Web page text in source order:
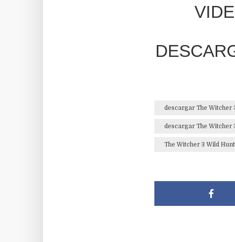
descargar The Witcher
descargar The Witcher
The Witcher 3 Wild